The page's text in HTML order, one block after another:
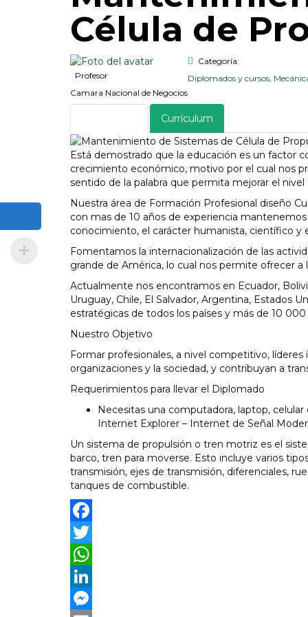
Célula de
Profesor
Camara Nacional de Negocios
Categoría:
Diplomados y cursos,
Currículum
Está demostrado que la educación es un factor
crecimiento económico, motivo por el cual nos
sentido de la palabra que permita mejorar el
Nuestra área de Formación Profesional diseño
con mas de 10 años de experiencia
conocimiento, el carácter humanista, científico y
Fomentamos la internacionalización de las
grande de América, lo cual nos permite ofrecer
Actualmente nos encontramos en Ecuador,
Uruguay, Chile, El Salvador, Argentina, Estados
estratégicas de todos los países y más de 10
Nuestro Objetivo
Formar profesionales, a nivel competitivo,
organizaciones y la sociedad, y contribuyan a
Requerimientos para llevar el Diplomado
Necesitas una computadora, laptop,
Internet Explorer – Internet de Señal
Un sistema de propulsión o tren motriz es el
barco, tren para moverse. Esto incluye varios
transmisión, ejes de transmisión, diferenciales,
tanques de combustible.
Facebook
Twitter
WhatsApp
LinkedIn